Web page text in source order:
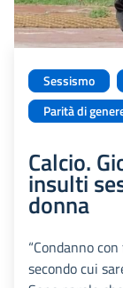
Sessismo
Parità di
Calcio.
insulti
donna
“Condanno
secondo cui